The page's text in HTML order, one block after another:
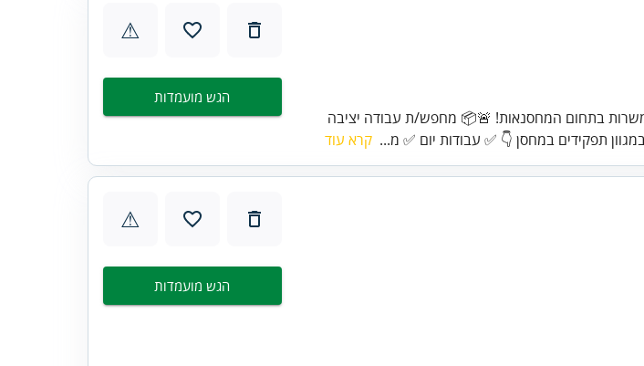
בתחום המחסנאות! 🚨📦 מחפש/ת עבודה יציבה
תפקידים במחסן 👇 ✅ עבודות יום ✅ מ... קרא עוד
⚠
הגש מועמדות
⚠
הגש מועמדות